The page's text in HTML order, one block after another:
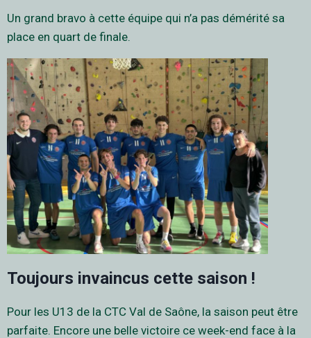
Un grand bravo à cette équipe qui n’a pas démérité sa
place en quart de finale.
Toujours invaincus cette saison !
Pour les U13 de la CTC Val de Saône, la saison peut être
parfaite. Encore une belle victoire ce week-end face à la